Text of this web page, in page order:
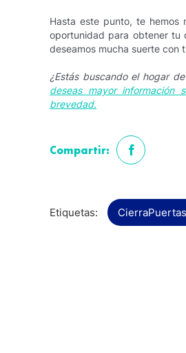
Hasta este punto, te hemos
oportunidad para obtener tu
deseamos mucha suerte con
¿Estás buscando el hogar
deseas mayor información
brevedad.
Compartir:
Etiquetas: